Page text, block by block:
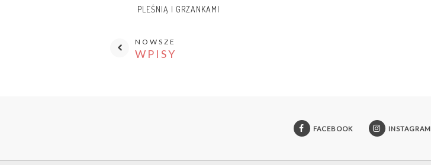
PLEŚNIĄ I GRZANKAMI
NOWSZE
WPISY
FACEBOOK INSTAGRAM